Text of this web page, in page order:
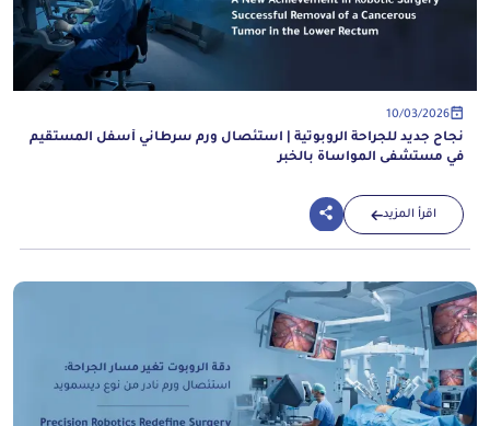
10/03/2026
نجاح جديد للجراحة الروبوتية | استئصال ورم سرطاني أسفل المستقيم
في مستشفى المواساة بالخبر
اقرأ المزيد